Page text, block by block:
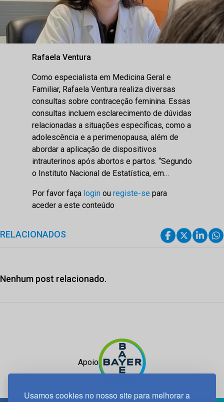
Usamos cookies no nosso site para melhorar a
Rafaela Ventura
Como especialista em Medicina Geral e
Familiar, Rafaela Ventura realiza diversas
consultas sobre contraceção feminina. Essas
consultas incluem esclarecimento de dúvidas
relacionadas a situações específicas, como a
adolescência e a perimenopausa, além de
abordar a aplicação de dispositivos
intrauterinos após abortos e partos. “Segundo
o Instituto Nacional de Estatística, em…
Por favor faça login ou registe-se para
aceder a este conteúdo
RELACIONADOS
Nenhum post relacionado.
Apoio